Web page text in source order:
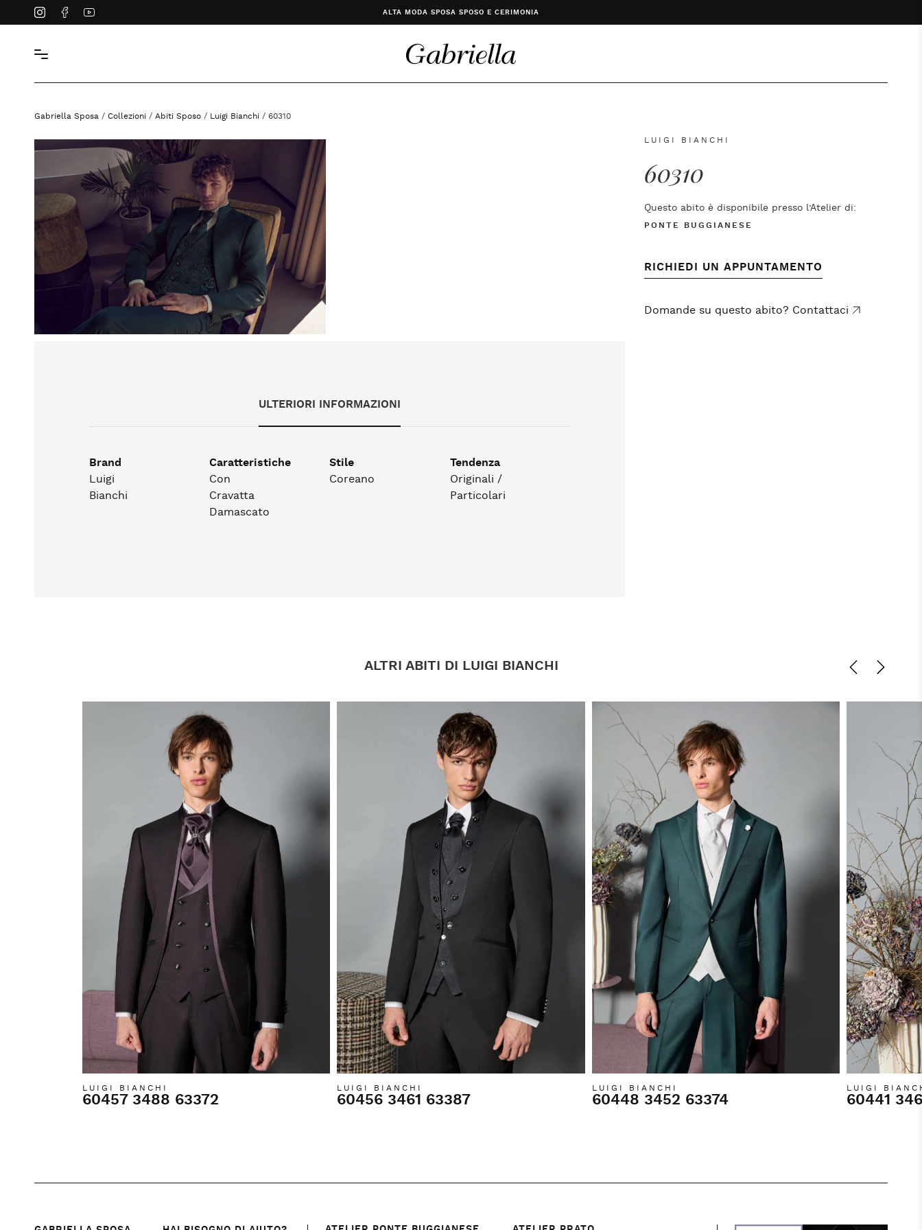
Instagram
Facebook
YouTube ALTA MODA SPOSA SPOSO E CERIMONIA
Gabriella Sposa / Collezioni / Abiti Sposo / Luigi Bianchi / 60310
ULTERIORI INFORMAZIONI
Brand
Luigi
Bianchi
Caratteristiche
Con
Cravatta
Damascato
Stile
Coreano
Tendenza
Originali /
Particolari
LUIGI BIANCHI
60310
Questo abito è disponibile presso l’Atelier di:
PONTE BUGGIANESE
RICHIEDI UN APPUNTAMENTO
Domande su questo abito? Contattaci
ALTRI ABITI DI LUIGI BIANCHI
LUIGI BIANCHI
60457 3488 63372
LUIGI BIANCHI
60456 3461 63387
LUIGI BIANCHI
60448 3452 63374
LUIGI
60441